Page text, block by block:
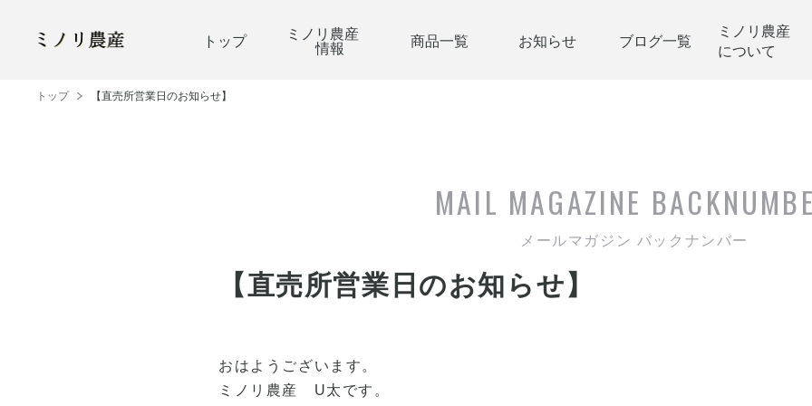
トップ ミノリ農産
情報 商品一覧 お知らせ ブログ一覧
ミノリ農産
について
トップ 【直売所営業日のお知らせ】
MAIL MAGAZINE
メールマガジン バックナンバー
【直売所営業日のお知らせ】
おはようございます。
ミノリ農産 U太です。